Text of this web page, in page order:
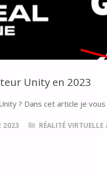
Unity en 2023
? Dans cet article je
2023 RÉALITÉ VIRTUELLE